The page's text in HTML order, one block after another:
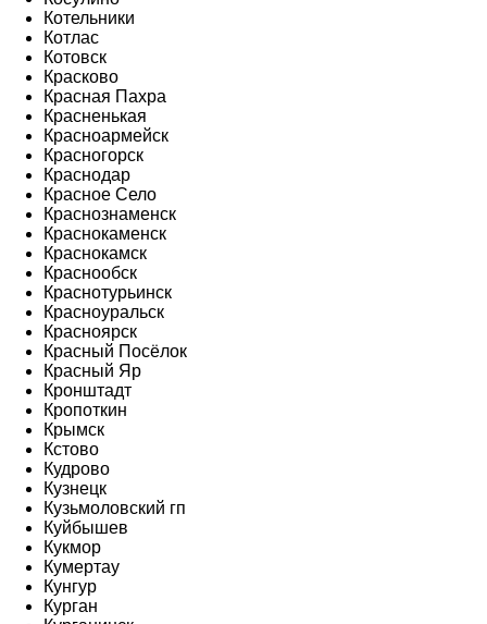
Котельники
Котлас
Котовск
Красково
Красная Пахра
Красненькая
Красноармейск
Красногорск
Краснодар
Красное Село
Краснознаменск
Краснокаменск
Краснокамск
Краснообск
Краснотурьинск
Красноуральск
Красноярск
Красный Посёлок
Красный Яр
Кронштадт
Кропоткин
Крымск
Кстово
Кудрово
Кузнецк
Кузьмоловский гп
Куйбышев
Кукмор
Кумертау
Кунгур
Курган